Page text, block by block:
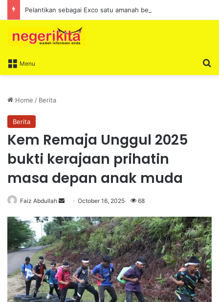
Menu
Home / Berita
Berita
Kem Remaja Unggul 2025
bukti kerajaan prihatin
masa depan anak muda
Faiz Abdullah
n
d
a
n
e
m
a
October 16, 2025 68